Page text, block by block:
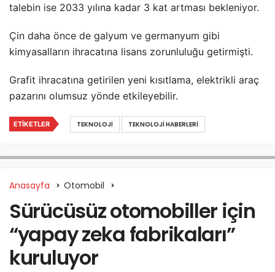
talebin ise 2033 yılına kadar 3 kat artması bekleniyor.
Çin daha önce de galyum ve germanyum gibi
kimyasalların ihracatına lisans zorunluluğu getirmişti.
Grafit ihracatına getirilen yeni kısıtlama, elektrikli araç
pazarını olumsuz yönde etkileyebilir.
ETIKETLER TEKNOLOJI TEKNOLOJI HABERLERI
Anasayfa Otomobil
Sürücüsüz otomobiller için
“yapay zeka fabrikaları”
kuruluyor